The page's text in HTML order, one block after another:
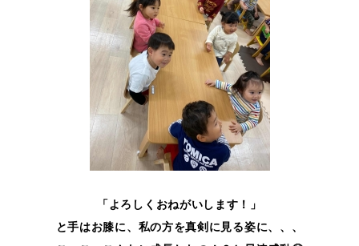
「よろしくおねがいします！」
と手はお膝に、私の方を真剣に見る姿に、、、